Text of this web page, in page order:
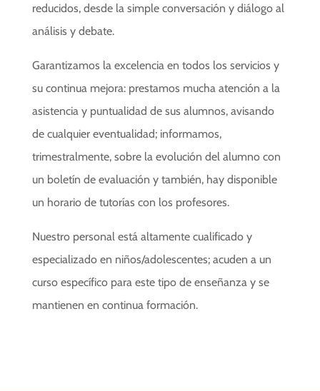
reducidos, desde la simple conversación y diálogo al
análisis y debate.
Garantizamos la excelencia en todos los servicios y
su continua mejora: prestamos mucha atención a la
asistencia y puntualidad de sus alumnos, avisando
de cualquier eventualidad; informamos,
trimestralmente, sobre la evolución del alumno con
un boletín de evaluación y también, hay disponible
un horario de tutorías con los profesores.
Nuestro personal está altamente cualificado y
especializado en niños/adolescentes; acuden a un
curso específico para este tipo de enseñanza y se
mantienen en continua formación.